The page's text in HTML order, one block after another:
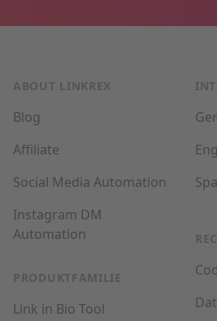
ABOUT LINKREX
Blog
Affiliate
Social Media Automation
Instagram DM
Automation
PRODUKTFAMILIE
Link in Bio Tool